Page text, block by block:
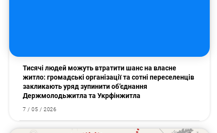
Тисячі людей можуть втратити шанс на власне
житло: громадські організації та сотні переселенців
закликають уряд зупинити об’єднання
Держмолодьжитла та Укрфінжитла
7 / 05 / 2026